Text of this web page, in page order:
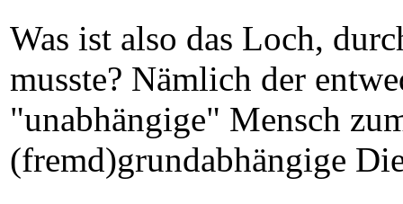
Was ist also das Loch,
musste? Nämlich der
"unabhängige" Mensch
(fremd)grundabhängige